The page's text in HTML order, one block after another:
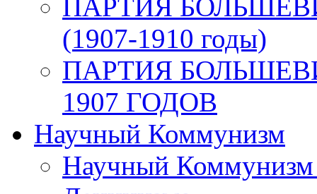
ПАРТИЯ
(1907-1910 годы)
ПАРТИЯ
1907 ГОДОВ
Научный Коммунизм
Научный Коммунизм